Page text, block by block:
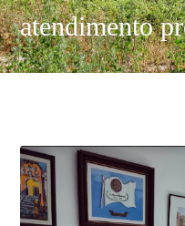
atendimento